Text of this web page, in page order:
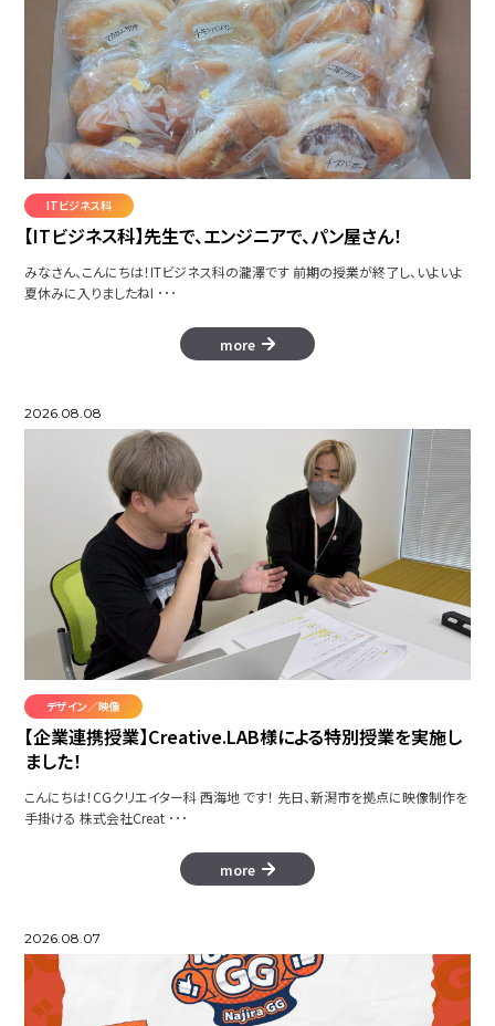
ITビジネス科
【ITビジネス科】先生で、エンジニアで、パン屋さん！
みなさん、こんにちは！ITビジネス科の瀧澤です 前期の授業が終了し、いよいよ
夏休みに入りましたねI ･･･
more
2026.08.08
デザイン／映像
【企業連携授業】Creative.LAB様による特別授業を実施し
ました！
こんにちは！CGクリエイター科 西海地 です！ 先日、新潟市を拠点に映像制作を
手掛ける 株式会社Creat ･･･
more
2026.08.07